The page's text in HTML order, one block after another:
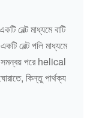
বেল্ট মাধ্যমে বাটি
বেল্ট পলি মাধ্যমে
সমন্বয় পরে helical
কিন্তু পার্থক্য